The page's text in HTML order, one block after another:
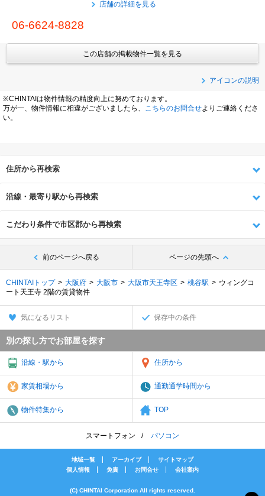
店舗の詳細を見る
06-6624-8828
この店舗の掲載物件一覧を見る
アイコンの説明
※CHINTAIは物件情報の精度向上に努めております。
万が一、物件情報に相違がございましたら、
こちらのお問合せよりご連絡くださ
い。
住所から再検索
沿線・最寄り駅から再検索
こだわり条件で市区郡から再検索
前のページへ戻る ページの先頭へ
CHINTAIトップ 大阪府 大阪市 大阪市天王寺区 桃谷駅
ウィングコ
ート天王寺 2階の賃貸物件
気になるリスト 保存中の条件
別の探し方でお部屋を探す
沿線・駅から 住所から
家賃相場から 通勤通学時間から
物件特集から TOP
スマートフォン パソコン
地域一覧 アーカイブ
サイトマップ
個人情報
免責 お問合せ 会社案内
(C) CHINTAI Corporation All rights reserved.